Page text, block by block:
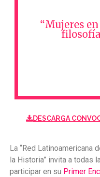
“Mujeres
DESCARGA
La “Red Latinoamericana
la Historia” invita a todas
participar en su Primer